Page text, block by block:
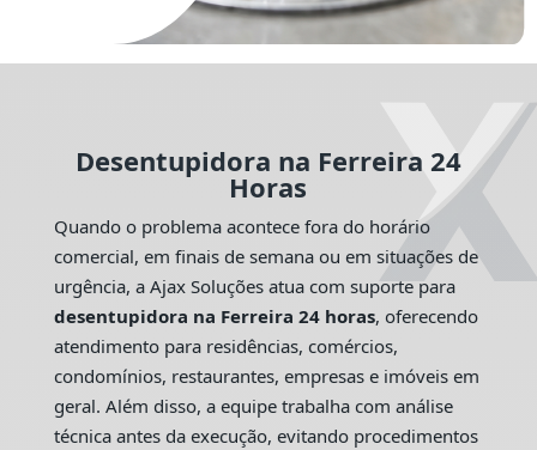
Desentupidora na Ferreira 24
Horas
Quando o problema acontece fora do horário
comercial, em finais de semana ou em situações de
urgência, a Ajax Soluções atua com suporte para
desentupidora na Ferreira 24 horas, oferecendo
atendimento para residências, comércios,
condomínios, restaurantes, empresas e imóveis em
geral. Além disso, a equipe trabalha com análise
técnica antes da execução, evitando procedimentos